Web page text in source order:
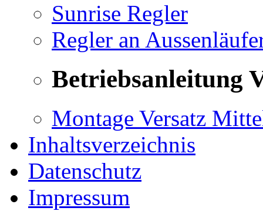
Sunrise Regler
Regler an
Betriebsanleitung
Montage Versatz
Inhaltsverzeichnis
Datenschutz
Impressum